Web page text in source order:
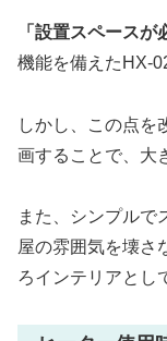
「設置スペースが
機能を備えたHX-
しかし、この点を
画することで、大
また、シンプルで
屋の雰囲気を壊さ
ろインテリアとし